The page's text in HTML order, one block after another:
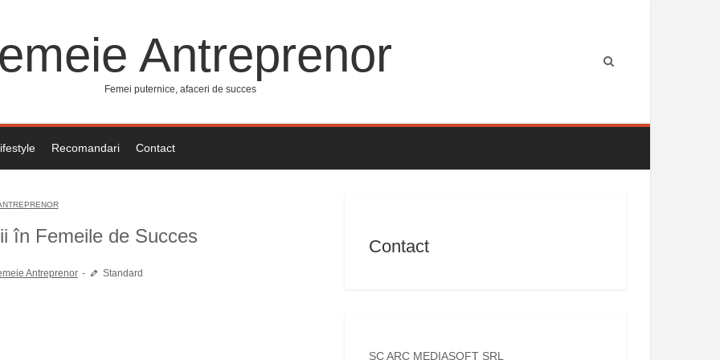
Antreprenor
Femei puternice, afaceri de succes
Recomandari Contact
în Femeile de Succes
Antreprenor Standard
Contact
SC ARC MEDIASOFT SRL